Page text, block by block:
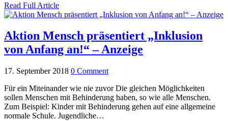
Read Full Article
Aktion Mensch präsentiert „Inklusion
von Anfang an!“ – Anzeige
17. September 2018 0 Comment
Für ein Miteinander wie nie zuvor Die gleichen Möglichkeiten
sollen Menschen mit Behinderung haben, so wie alle Menschen.
Zum Beispiel: Kinder mit Behinderung gehen auf eine allgemeine
normale Schule. Jugendliche…